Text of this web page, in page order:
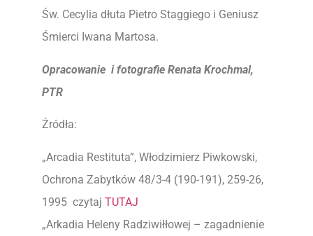
Św. Cecylia dłuta Pietro Staggiego i Geniusz
Śmierci Iwana Martosa.
Opracowanie i fotografie Renata Krochmal,
PTR
Źródła:
„Arcadia Restituta”, Włodzimierz Piwkowski,
Ochrona Zabytków 48/3-4 (190-191), 259-26,
1995 czytaj TUTAJ
„Arkadia Heleny Radziwiłłowej – zagadnienie